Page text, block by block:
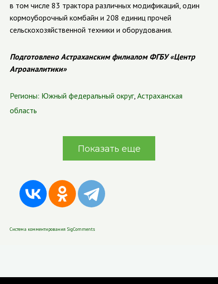
в том числе 83 трактора различных модификаций, один
кормоуборочный комбайн и 208 единиц прочей
сельскохозяйственной техники и оборудования.
Подготовлено Астраханским филиалом ФГБУ «Центр
Агроаналитики»
Регионы: Южный федеральный округ, Астраханская
область
Показать еще
Система комментирования SigComments